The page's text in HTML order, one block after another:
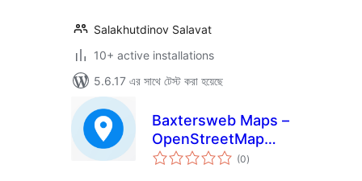
Salakhutdinov Salavat
10+ active installations
5.6.17 এর সাথে টেস্ট করা হয়েছে
Baxtersweb Maps –
OpenStreetMap
Route Maps for
(0total
ratings
)